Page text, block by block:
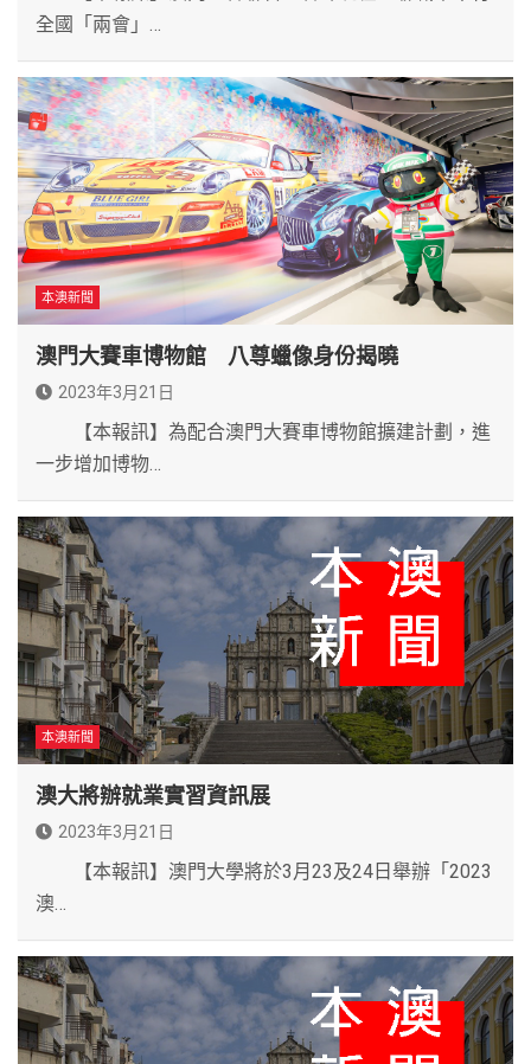
全國「兩會」…
本澳新聞
澳門大賽車博物館 八尊蠟像身份揭曉
2023年3月21日
【本報訊】為配合澳門大賽車博物館擴建計劃，進
一步增加博物…
本澳新聞
澳大將辦就業實習資訊展
2023年3月21日
【本報訊】澳門大學將於3月23及24日舉辦「2023
澳…